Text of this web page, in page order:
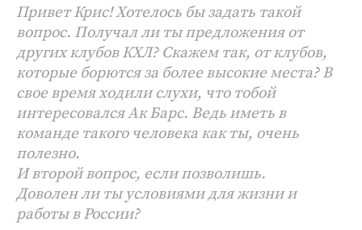
Привет Крис! Хотелось бы задать такой
вопрос. Получал ли ты предложения от
других клубов КХЛ? Скажем так, от клубов,
которые борются за более высокие места? В
свое время ходили слухи, что тобой
интересовался Ак Барс. Ведь иметь в
команде такого человека как ты, очень
полезно.
И второй вопрос, если позволишь.
Доволен ли ты условиями для жизни и
работы в России?